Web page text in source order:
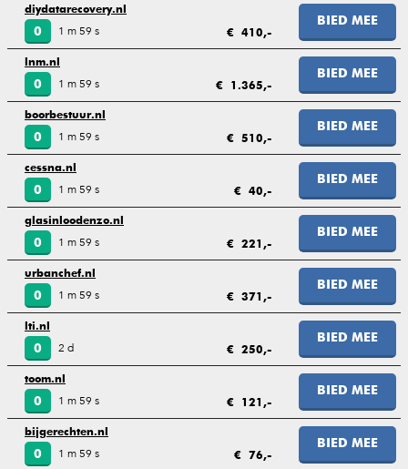
diydatarecovery.nl
0 1 m 59 s € 410,-
BIED MEE
lnm.nl
0 1 m 59 s € 1.365,-
BIED MEE
boorbestuur.nl
0 1 m 59 s € 510,-
BIED MEE
cessna.nl
0 1 m 59 s € 40,-
BIED MEE
glasinloodenzo.nl
0 1 m 59 s € 221,-
BIED MEE
urbanchef.nl
0 1 m 59 s € 371,-
BIED MEE
lti.nl
0 2 d € 250,-
BIED MEE
toom.nl
0 1 m 59 s € 121,-
BIED MEE
bijgerechten.nl
0 1 m 59 s € 76,-
BIED MEE